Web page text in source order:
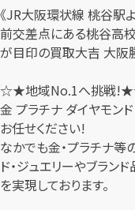
《JR大阪環状線 桃谷駅
前交差点にある桃谷高
が目印の買取大吉 大阪
☆★地域No.1へ挑戦
金 プラチナ ダイヤモン
お任せください!
なかでも金・プラチナ等
ド・ジュエリーやブラン
を実現しております。